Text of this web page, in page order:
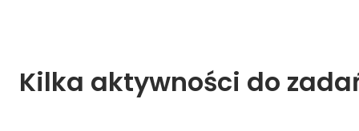
Kilka aktywności do